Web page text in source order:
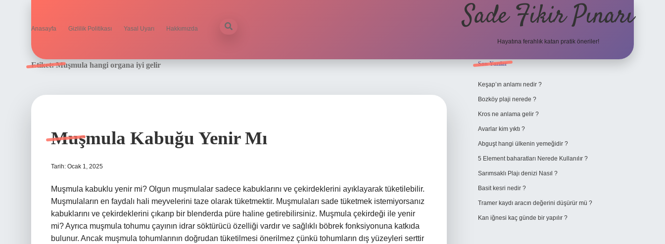
Anasayfa Gizlilik Politikası Yasal Uyarı Hakkımızda Sade Fikir Pınarı
Hayatına ferahlık katan pratik öneriler!
Etiket:Muşmula hangi organa iyi gelir
Muşmula Kabuğu Yenir Mı
Tarih: Ocak 1, 2025
Muşmula kabuklu yenir mi? Olgun muşmulalar sadece kabuklarını ve çekirdeklerini ayıklayarak tüketilebilir.
Muşmulaların en faydalı hali meyvelerini taze olarak tüketmektir. Muşmulaları sade tüketmek istemiyorsanız
kabuklarını ve çekirdeklerini çıkarıp bir blenderda püre haline getirebilirsiniz. Muşmula çekirdeği ile yenir
mi? Ayrıca muşmula tohumu çayının idrar söktürücü özelliği vardır ve sağlıklı böbrek fonksiyonuna katkıda
bulunur. Ancak muşmula tohumlarının doğrudan tüketilmesi önerilmez çünkü tohumların dış yüzeyleri serttir
Sidebar
Son Yazılar
Keşap’ın anlamı nedir ?
Bozköy plaji nerede ?
Kros ne anlama gelir ?
Avarlar kim yıktı ?
Abguşt hangi ülkenin yemeğidir ?
5 Element baharatları Nerede Kullanılır ?
Sarımsaklı Plajı denizi Nasıl ?
Basit kesri nedir ?
Tramer kaydı aracın değerini düşürür mü ?
Kan iğnesi kaç günde bir yapılır ?